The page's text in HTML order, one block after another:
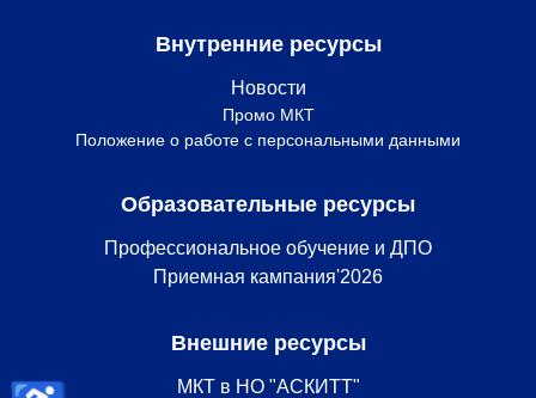
Внутренние ресурсы
Новости
Промо МКТ
Положение о работе с персональными данными
Образовательные ресурсы
Профессиональное обучение и ДПО
Приемная кампания'2026
Внешние ресурсы
МКТ в НО "АСКИТТ"